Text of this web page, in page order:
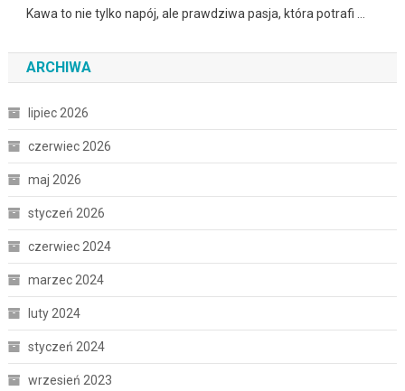
Kawa to nie tylko napój, ale prawdziwa pasja, która potrafi …
ARCHIWA
lipiec 2026
czerwiec 2026
maj 2026
styczeń 2026
czerwiec 2024
marzec 2024
luty 2024
styczeń 2024
wrzesień 2023